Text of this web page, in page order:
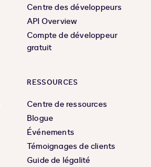
Centre des développeurs
API Overview
Compte de développeur
gratuit
RESSOURCES
Centre de ressources
Blogue
Événements
Témoignages de clients
Guide de légalité